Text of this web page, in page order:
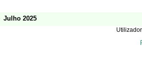
Julho 2025